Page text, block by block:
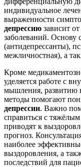
индивидуальное
выраженности
депрессию зависит
заболеваний. Основу
(антидепрессанты),
межличностная), а
Кроме
уделяется работе с
мышления, развитию
методы помогают
депрессии. Важно
справиться с
приводят к
прогноз.
наиболее
выздоровления, а
последствий для